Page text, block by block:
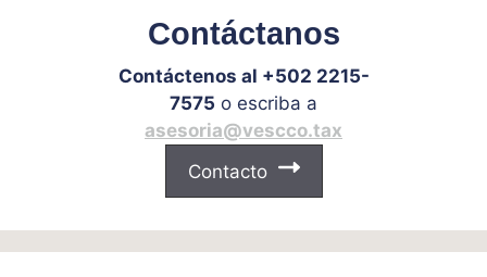
Contáctanos
Contáctenos al +502 2215-
7575 o escriba a
asesoria@vescco.tax
Contacto